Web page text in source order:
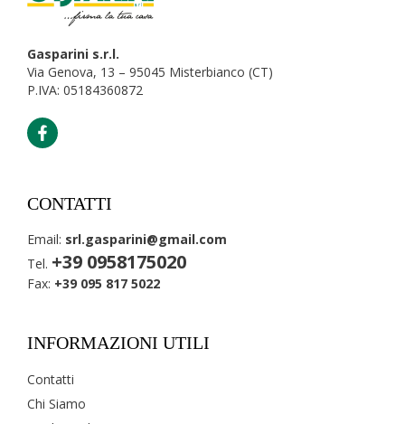
Gasparini s.r.l.
Via Genova, 13 – 95045 Misterbianco (CT)
P.IVA: 05184360872
CONTATTI
Email: srl.gasparini@gmail.com
Tel. +39 0958175020
Fax: +39 095 817 5022
INFORMAZIONI UTILI
Contatti
Chi Siamo